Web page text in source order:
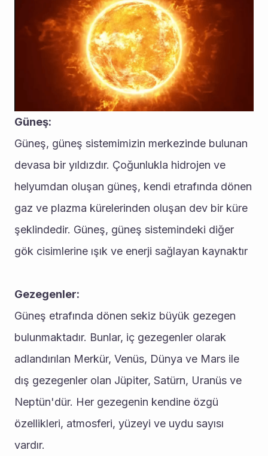
Güneş:
Güneş, güneş sistemimizin merkezinde bulunan
devasa bir yıldızdır. Çoğunlukla hidrojen ve
helyumdan oluşan güneş, kendi etrafında dönen
gaz ve plazma kürelerinden oluşan dev bir küre
şeklindedir. Güneş, güneş sistemindeki diğer
gök cisimlerine ışık ve enerji sağlayan kaynaktır
Gezegenler:
Güneş etrafında dönen sekiz büyük gezegen
bulunmaktadır. Bunlar, iç gezegenler olarak
adlandırılan Merkür, Venüs, Dünya ve Mars ile
dış gezegenler olan Jüpiter, Satürn, Uranüs ve
Neptün'dür. Her gezegenin kendine özgü
özellikleri, atmosferi, yüzeyi ve uydu sayısı
vardır.